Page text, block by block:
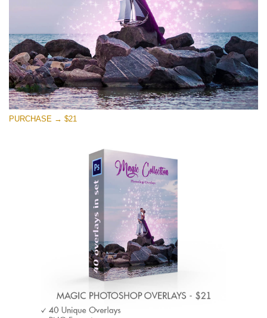
Скачать Бесплатно
PURCHASE → $21